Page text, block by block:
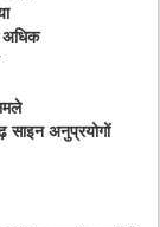
अधिक
अनुप्रयोगों